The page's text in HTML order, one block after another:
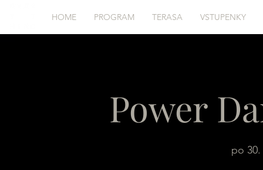
HOME PROGRAM TERASA VSTUPENKY
Power
po 30.